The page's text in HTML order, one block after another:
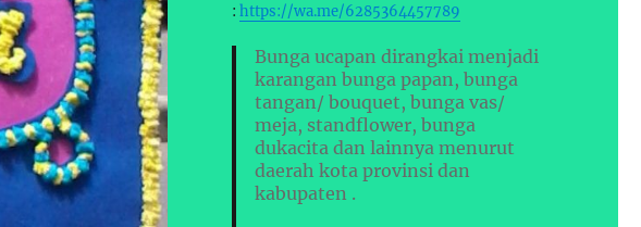
: https://wa.me/6285364457789
Bunga ucapan dirangkai menjadi
karangan bunga papan, bunga
tangan/ bouquet, bunga vas/
meja, standflower, bunga
dukacita dan lainnya menurut
daerah kota provinsi dan
kabupaten .